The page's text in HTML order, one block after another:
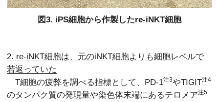
図3. iPS細胞から作製したre-iNKT細胞
2. re-iNKT細胞は、元のiNKT細胞よりも細胞レベルで
若返っていた
T細胞の疲弊を調べる指標として、PD-1注3やTIGIT注4
のタンパク質の発現量や染色体末端にあるテロメア注5